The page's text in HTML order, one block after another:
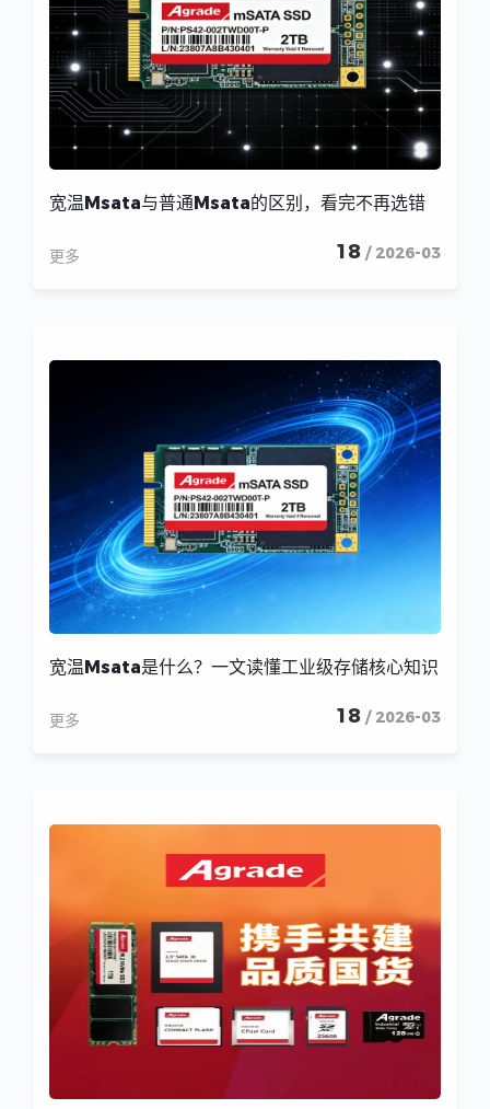
宽温Msata与普通Msata的区别，看完不再选错
更多 18 / 2026-03
宽温Msata是什么？一文读懂工业级存储核心知识
更多 18 / 2026-03